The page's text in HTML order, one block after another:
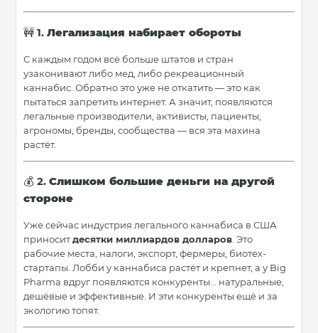
🚧 1. Легализация набирает обороты
С каждым годом всё больше штатов и стран
узаконивают либо мед, либо рекреационный
каннабис. Обратно это уже не откатить — это как
пытаться запретить интернет. А значит, появляются
легальные производители, активисты, пациенты,
агрономы, бренды, сообщества — вся эта махина
растёт.
💰 2. Слишком большие деньги на другой
стороне
Уже сейчас индустрия легального каннабиса в США
приноситдесятки миллиардов долларов. Это
рабочие места, налоги, экспорт, фермеры, биотех-
стартапы. Лобби у каннабиса растёт и крепнет, а у Big
Pharma вдруг появляются конкуренты... натуральные,
дешёвые и эффективные. И эти конкуренты ещё и за
экологию топят.